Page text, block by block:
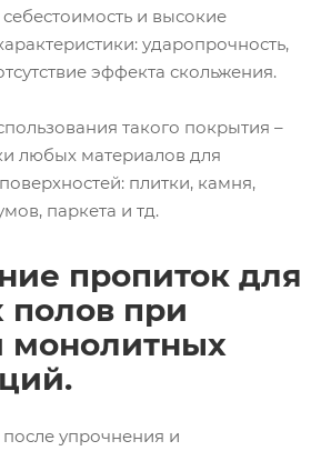
и высокие
ударопрочность,
эффекта скольжения.
такого покрытия –
любых материалов для
плитки, камня,
паркета и тд.
пропиток для
полов при
монолитных
упрочнения и